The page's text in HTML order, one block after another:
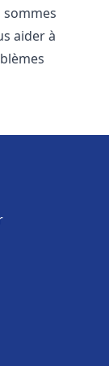
sommes
aider à